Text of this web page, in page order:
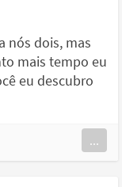
nós dois, mas
mais tempo eu
eu descubro
...